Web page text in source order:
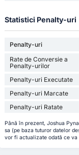
Statistici Penalty-uri
Penalty-uri
Rate de Conversie a
Penalty-urilor
Penalty-uri Executate
Penalty-uri Marcate
Penalty-uri Ratate
Până în prezent, Joshua
sa (pe baza tuturor datelor
vor fi actualizate odată ce